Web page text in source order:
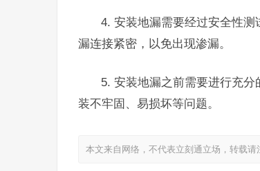
4. 安装地漏需要经过安全性
漏连接紧密，以免出现渗漏。
5. 安装地漏之前需要进行充
装不牢固、易损坏等问题。
本文来自网络，不代表立刻通立场，转载